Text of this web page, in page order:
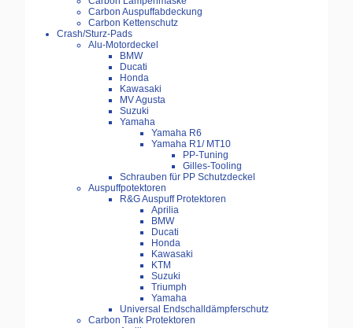
Carbon Auspuffabdeckung
Carbon Kettenschutz
Crash/Sturz-Pads
Alu-Motordeckel
BMW
Ducati
Honda
Kawasaki
MV Agusta
Suzuki
Yamaha
Yamaha R6
Yamaha R1/ MT10
PP-Tuning
Gilles-Tooling
Schrauben für PP Schutzdeckel
Auspuffpotektoren
R&G Auspuff Protektoren
Aprilia
BMW
Ducati
Honda
Kawasaki
KTM
Suzuki
Triumph
Yamaha
Universal Endschalldämpferschutz
Carbon Tank Protektoren